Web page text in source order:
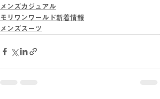
メンズカジュアル
モリワンワールド新着情報
メンズスーツ